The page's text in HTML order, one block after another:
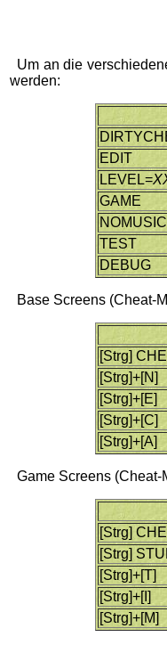
Um an die
werden:
EDIT
LEVEL=
GAME
NOMUSIC
TEST
DEBUG
Base Screens (Cheat-
[Strg]
[Strg]+[N]
[Strg]+[E]
[Strg]+[C]
[Strg]+[A]
Game Screens (Cheat-
[Strg]
[Strg]
[Strg]+[T]
[Strg]+[I]
[Strg]+[M]